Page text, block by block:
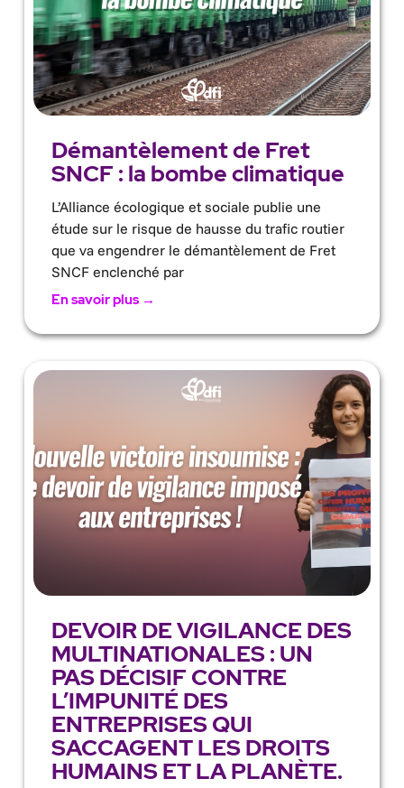
Démantèlement de Fret
SNCF : la bombe climatique
L’Alliance écologique et sociale publie une
étude sur le risque de hausse du trafic routier
que va engendrer le démantèlement de Fret
SNCF enclenché par
En savoir plus →
DEVOIR DE VIGILANCE DES
MULTINATIONALES : UN
PAS DÉCISIF CONTRE
L’IMPUNITÉ DES
ENTREPRISES QUI
SACCAGENT LES DROITS
HUMAINS ET LA PLANÈTE.